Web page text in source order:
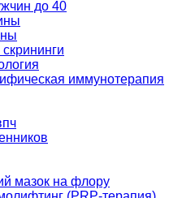
до 40
иммунотерапия
мазок на флору